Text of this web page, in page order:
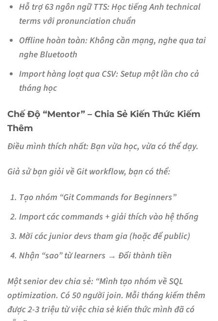
Hỗ trợ 63 ngôn ngữ TTS: Học tiếng Anh technical
terms với pronunciation chuẩn
Offline hoàn toàn: Không cần mạng, nghe qua tai
nghe Bluetooth
Import hàng loạt qua CSV: Setup một lần cho cả
tháng học
Chế Độ “Mentor” – Chia Sẻ Kiến Thức Kiếm
Thêm
Điều mình thích nhất: Bạn vừa học, vừa có thể dạy.
Giả sử bạn giỏi về Git workflow, bạn có thể:
Tạo nhóm “Git Commands for Beginners”
Import các commands + giải thích vào hệ thống
Mời các junior devs tham gia (hoặc để public)
Nhận “sao” từ learners → Đổi thành tiền
Một senior dev chia sẻ: “Mình tạo nhóm về SQL
optimization. Có 50 người join. Mỗi tháng kiếm thêm
được 2-3 triệu từ việc chia sẻ kiến thức mình đã có